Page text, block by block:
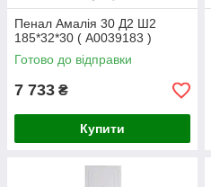
Пенал Амалія 30 Д2 Ш2
185*32*30 ( А0039183 )
Готово до відправки
7 733 ₴
Купити